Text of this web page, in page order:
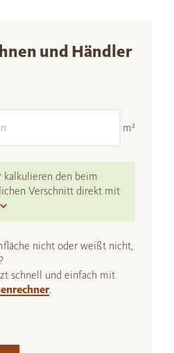
und Händler
m²
kalkulieren den beim
Verschnitt direkt mit
nicht oder weißt nicht,
schnell und einfach mit
.